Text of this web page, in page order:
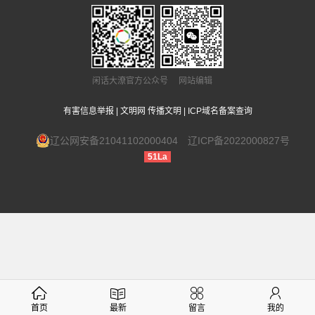
闲话大潦官方公众号 网站编辑
有害信息举报 文明网 传播文明 ICP域名备案查询
辽公网安备21041102000404 辽ICP备2022000827号
51La
首页 最新 留言 我的